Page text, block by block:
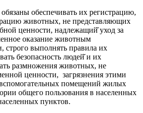
обеспечивать их регистрацию,
животных, не представляющих
ценности, надлежащий̆ уход за
оказание животным
строго выполнять правила их
безопасность людей̆ и их
размножения животных, не
ценности, загрязнения этими
помещений жилых
общего пользования в населенных
пунктов.